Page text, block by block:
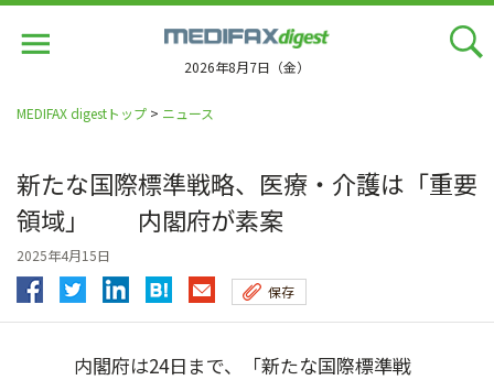
2026年8月7日（金）
MEDIFAX digestトップ > ニュース
新たな国際標準戦略、医療・介護は「重要
領域」 内閣府が素案
2025年4月15日
保存
内閣府は24日まで、「新たな国際標準戦